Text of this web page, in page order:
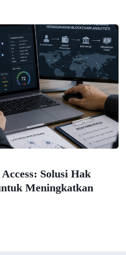
Solusi Hak
Meningkatkan